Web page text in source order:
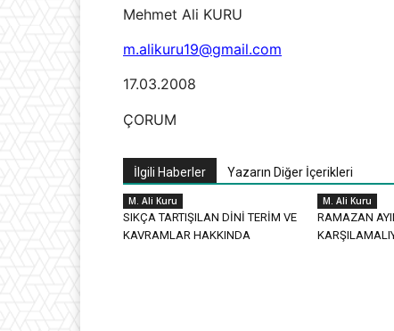
Mehmet Ali KURU
m.alikuru19@gmail.com
17.03.2008
ÇORUM
İlgili Haberler Yazarın Diğer İçerikleri
M. Ali Kuru
SIKÇA TARTIŞILAN DİNİ TERİM VE
KAVRAMLAR HAKKINDA
M. Ali Kuru
RAMAZAN